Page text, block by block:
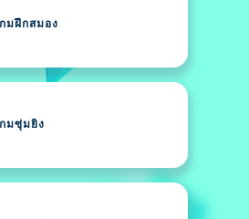
กมฝึกสมอง
กมซุ่มยิง